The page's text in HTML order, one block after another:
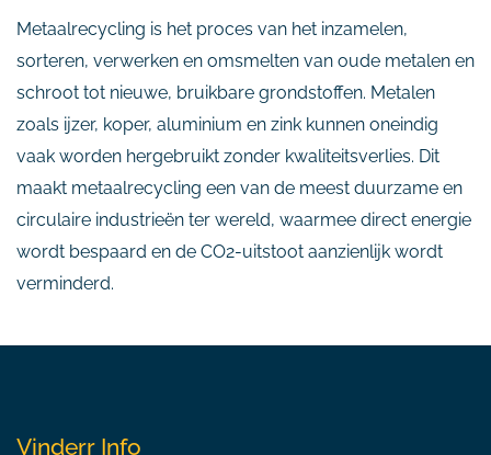
Metaalrecycling is het proces van het inzamelen,
sorteren, verwerken en omsmelten van oude metalen en
schroot tot nieuwe, bruikbare grondstoffen. Metalen
zoals ijzer, koper, aluminium en zink kunnen oneindig
vaak worden hergebruikt zonder kwaliteitsverlies. Dit
maakt metaalrecycling een van de meest duurzame en
circulaire industrieën ter wereld, waarmee direct energie
wordt bespaard en de CO2-uitstoot aanzienlijk wordt
verminderd.
Vinderr Info